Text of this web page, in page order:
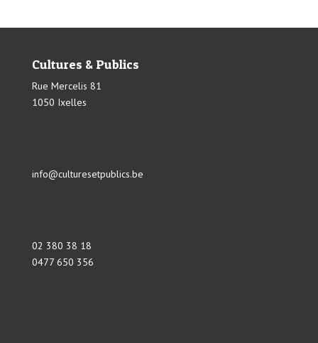
Cultures & Publics
Rue Mercelis 81
1050 Ixelles
info@culturesetpublics.be
02 380 38 18
0477 650 356